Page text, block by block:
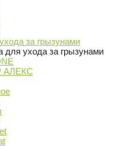
за грызунами
для ухода за грызунами
АЛЕКС